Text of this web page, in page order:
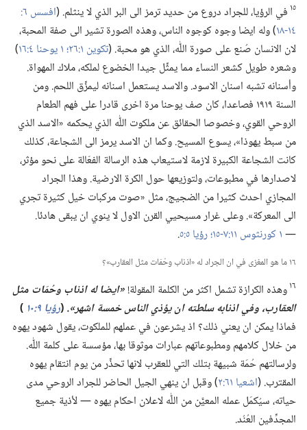
١٥ في الرؤيا،‏ للجراد دروع من حديد ترمز الى البر الذي لا ينثلم.‏ (‏
١٤-‏١٨
‏)‏ وله ايضا وجوه كوجوه الناس،‏ وهذه الصورة تشير الى صفة المحبة،‏
لان الانسان صُنع على صورة اللّٰه،‏ الذي هو محبة.‏ (‏تكوين ١:‏٢٦؛‏
‏)‏
وشعره طويل كشعر النساء مما يمثِّل جيدا الخضوع لملكه،‏ ملاك المهواة.‏
وأسنانه تشبه اسنان الاسود.‏ والاسد يستعمل اسنانه ليمزِّق اللحم.‏ ومن
السنة ١٩١٩ فصاعدا،‏ كان صف يوحنا مرة اخرى قادرا على فهم الطعام
الروحي القوي،‏ وخصوصا الحقائق عن ملكوت اللّٰه الذي يحكمه «الاسد الذي
من سبط يهوذا»،‏ يسوع المسيح.‏ وكما ان الاسد يرمز الى الشجاعة،‏ كذلك
كانت الشجاعة الكبيرة لازمة لاستيعاب هذه الرسالة الفعّالة على نحو مؤثر،‏
لاصدارها في مطبوعات،‏ ولتوزيعها حول الكرة الارضية.‏ وهذا الجراد
المجازي احدث كثيرا من الضجيج،‏ مثل «صوت مركبات خيل كثيرة تجري
الى المعركة».‏ وعلى غرار مسيحيي القرن الاول لا ينوي ان يبقى هادئا.‏
—‏١ كورنثوس ١١:‏​٧-‏١٥؛‏ رؤيا ٥:‏٥ ‏.‏
١٦ ما هو المغزى في ان الجراد له «اذناب وحُمَات مثل العقارب»؟‏
١٦وهذه الكرازة تشمل اكثر من الكلمة المقولة!‏‏«ايضا له اذناب وحُمَات مثل
العقارب،‏ وفي اذنابه سلطته ان يؤذي الناس خمسة اشهر».‏‏(‏رؤيا ٩:‏١٠
‏)‏
فماذا يمكن ان يعني ذلك؟‏ اذ يشرعون في عملهم للملكوت،‏ يقول شهود يهوه
من خلال كلامهم ومطبوعاتهم عبارات موثوقا بها،‏ مؤسسة على كلمة اللّٰه.‏
ولرسالتهم حُمَة شبيهة بتلك التي للعقرب لانها تحذِّر من يوم انتقام يهوه
المقترب.‏ (‏اشعيا ٦١:‏٢
‏)‏ وقبل ان ينهي الجيل الحاضر للجراد الروحي مدى
حياته،‏ سيُكمَل عمله المعيَّن من اللّٰه لاعلان احكام يهوه —‏ لأذية جميع
المجدِّفين العُنُد.‏